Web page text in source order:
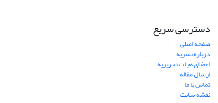
دسترسی سریع
صفحه اصلی
درباره نشریه
اعضای هیات تحریریه
ارسال مقاله
تماس با ما
نقشه سایت